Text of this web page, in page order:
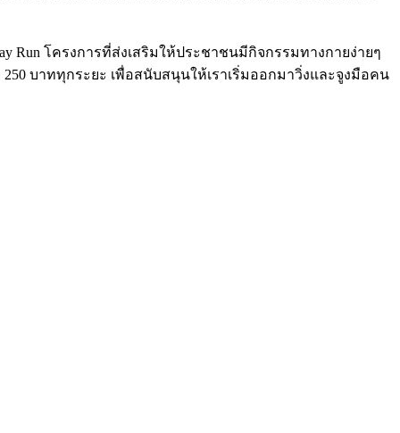
Run โครงการที่ส่งเสริมให้ประชาชนมีกิจกรรมทางกายง่ายๆ
บาททุกระยะ เพื่อสนับสนุนให้เราเริ่มออกมาวิ่งและจูงมือคน